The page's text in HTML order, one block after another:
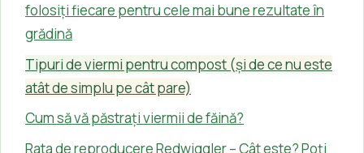
folosiți fiecare pentru cele mai bune rezultate în
grădină
Tipuri de viermi pentru compost (și de ce nu este
atât de simplu pe cât pare)
Cum să vă păstrați viermii de făină?
Rata de reproducere Redwiggler – Cât este? Poți